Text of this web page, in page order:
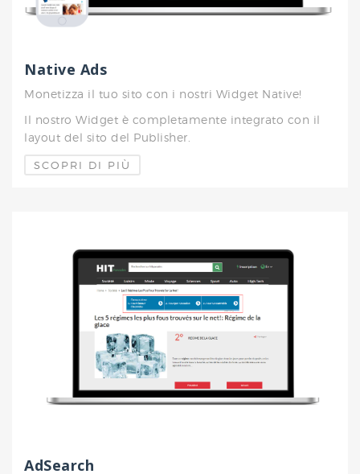
Native Ads
Monetizza il tuo sito con i nostri Widget Native!
Il nostro Widget è completamente integrato con il
layout del sito del Publisher.
SCOPRI DI PIÙ
AdSearch